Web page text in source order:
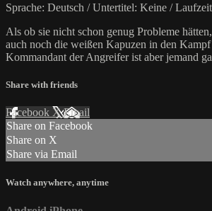
Sprache: Deutsch / Untertitel: Keine /
Als ob sie nicht schon genug Probleme
auch noch die weißen Kapuzen in den
Kommandant der Angreifer ist aber jemand
Share with friends
Facebook XEmail
Share on Facebook
Share on X
Share via Email
Watch anywhere, anytime